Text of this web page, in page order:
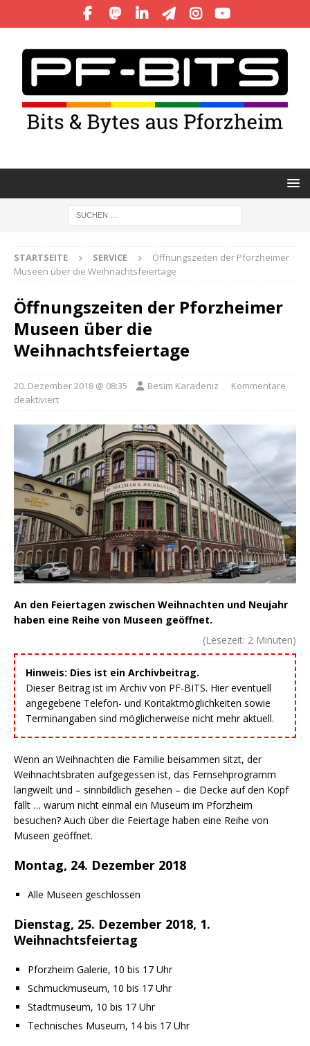
STARTSEITE SERVICE
Öffnungszeiten der Pforzheimer
Museen über die Weihnachtsfeiertage
Öffnungszeiten der Pforzheimer
Museen über die
Weihnachtsfeiertage
20. Dezember 2018 @ 08:35 Besim Karadeniz
Kommentare
deaktiviert
An den Feiertagen zwischen Weihnachten und Neujahr
haben eine Reihe von Museen geöffnet.
(Lesezeit: 2 Minuten)
Hinweis: Dies ist ein Archivbeitrag.
Dieser Beitrag ist im Archiv von PF-BITS. Hier eventuell
angegebene Telefon- und Kontaktmöglichkeiten sowie
Terminangaben sind möglicherweise nicht mehr aktuell.
Wenn an Weihnachten die Familie beisammen sitzt, der
Weihnachtsbraten aufgegessen ist, das Fernsehprogramm
langweilt und – sinnbildlich gesehen – die Decke auf den Kopf
fällt … warum nicht einmal ein Museum im Pforzheim
besuchen? Auch über die Feiertage haben eine Reihe von
Museen geöffnet.
Montag, 24. Dezember 2018
Alle Museen geschlossen
Dienstag, 25. Dezember 2018, 1.
Weihnachtsfeiertag
Pforzheim Galerie, 10 bis 17 Uhr
Schmuckmuseum, 10 bis 17 Uhr
Stadtmuseum, 10 bis 17 Uhr
Technisches Museum, 14 bis 17 Uhr